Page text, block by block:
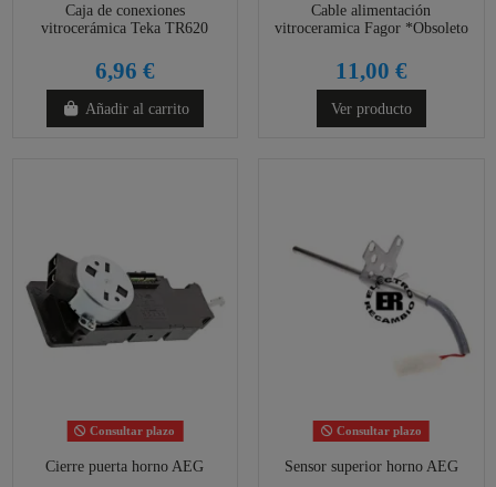
Caja de conexiones
vitrocerámica Teka TR620
6,96 €
Añadir al carrito
Cable alimentación
vitroceramica Fagor *Obsoleto
11,00 €
Ver producto
Consultar plazo
Cierre puerta horno AEG
Consultar plazo
Sensor superior horno AEG